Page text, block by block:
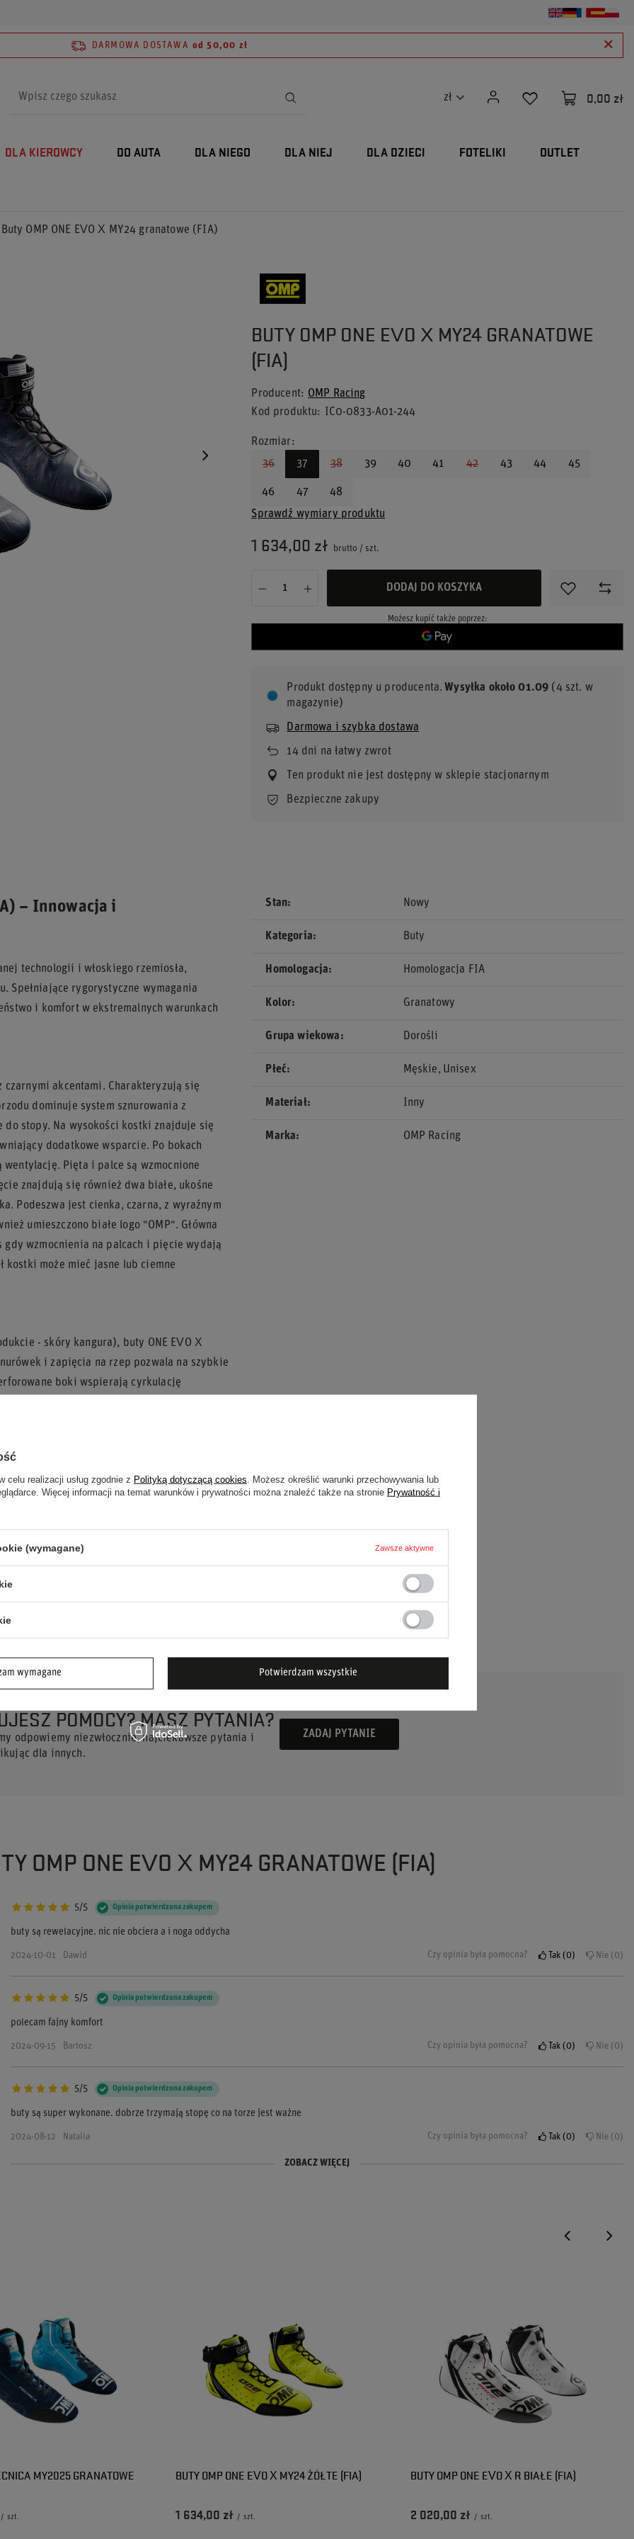
DARMOWA DOSTAWA od 50,00 zł
zł 0,00 zł
DLA KIEROWCY DO AUTA DLA NIEGO DLA NIEJ DLA DZIECI FOTELIKI OUTLET
Buty OMP ONE EVO X MY24 granatowe (FIA)
BUTY OMP ONE EVO X MY24 GRANATOWE
(FIA)
Producent
OMP Racing
Kod produktu
IC0-0833-A01-244
Rozmiar
36
37 38 39 40 41 42 43 44 45
46 47
48
Sprawdź wymiary produktu
1 634,00 zł brutto / szt.
DODAJ DO KOSZYKA
Możesz kupić także poprzez:
Produkt dostępny u producenta Wysyłka około 01.09 (4 szt. w
magazynie)
Darmowa i szybka dostawa
14dni na łatwy zwrot
Ten produkt nie jest dostępny w sklepie stacjonarnym
Bezpieczne zakupy
– Innowacja i
technologii i włoskiego rzemiosła,
Spełniające rygorystyczne wymagania
i komfort w ekstremalnych warunkach
czarnymi akcentami. Charakteryzują się
dominuje system sznurowania z
stopy. Na wysokości kostki znajduje się
dodatkowe wsparcie. Po bokach
Pięta i palce są wzmocnione
znajdują się również dwa białe, ukośne
Podeszwa jest cienka, czarna, z wyraźnym
umieszczono białe logo "OMP". Główna
gdy wzmocnienia na palcach i pięcie wydają
kostki może mieć jasne lub ciemne
- skóry kangura), buty ONE EVO X
i zapięcia na rzep pozwala na szybkie
boki wspierają cyrkulację
i palcach chronią przed otarciami i
bezpieczeństwa.
stopy.
obuwie, które sprosta wyzwaniom toru,
Stan Nowy
Kategoria Buty
Homologacja Homologacja FIA
Kolor Granatowy
Grupa wiekowa Dorośli
Płeć Męskie Unisex
Materiał Inny
Marka OMP Racing
POMOCY? MASZ PYTANIA?
odpowiemy niezwłocznie, najciekawsze pytania i
dla innych.
ZADAJ PYTANIE
OMP ONE EVO X MY24 GRANATOWE (FIA)
5/5 Opinia potwierdzona zakupem
buty są rewelacyjne. nic nie obciera a i noga oddycha
2024-10-01 Dawid Czy opinia była pomocna? Tak 0 Nie 0
5/5 Opinia potwierdzona zakupem
polecam fajny komfort
2024-09-15 Bartosz Czy opinia była pomocna? Tak 0 Nie 0
5/5 Opinia potwierdzona zakupem
buty są super wykonane. dobrze trzymają stopę co na torze jest ważne
2024-08-12 Natalia Czy opinia była pomocna? Tak 0 Nie 0
5/5 Opinia potwierdzona zakupem
5/5 Opinia potwierdzona zakupem ZOBACZ WIĘCEJ
MY2025 GRANATOWE
/ szt.
BUTY OMP ONE EVO X MY24 ŻÓŁTE (FIA)
1 634,00 zł / szt.
BUTY OMP ONE EVO X R BIAŁE (FIA)
2 020,00 zł / szt.
celu realizacji usług zgodnie z Polityką dotyczącą cookies . Możesz określić warunki przechowywania lub
Więcej informacji na temat warunków i prywatności można znaleźć także na stronie Prywatność i
(wymagane) Zawsze aktywne
wymagane Potwierdzam wszystkie